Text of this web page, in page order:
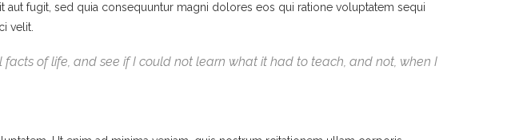
fugit, sed quia consequuntur magni dolores eos qui ratione voluptatem sequi
velit.
of life, and see if I could not learn what it had to teach, and not, when I